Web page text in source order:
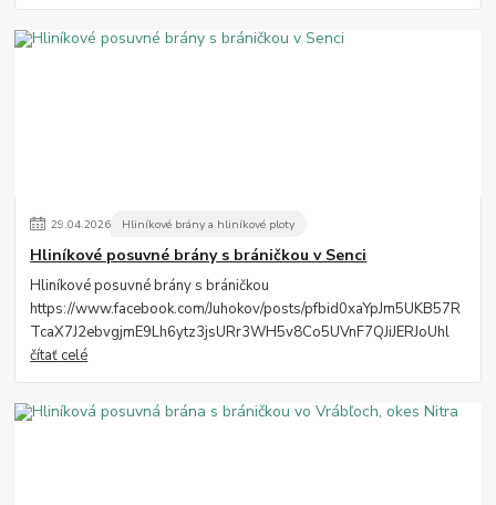
29.04.2026 Hliníkové brány a hliníkové ploty
Hliníkové posuvné brány s bráničkou v Senci
Hliníkové posuvné brány s bráničkou
https://www.facebook.com/Juhokov/posts/pfbid0xaYpJm5UKB57R
TcaX7J2ebvgjmE9Lh6ytz3jsURr3WH5v8Co5UVnF7QJiJERJoUhl
čítať celé